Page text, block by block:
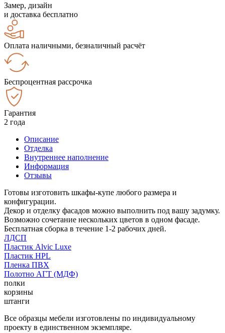
Замер, дизайн
и доставка бесплатно
Оплата наличными, безналичный расчёт
Беспроцентная рассрочка
Гарантия
2 года
Описание
Отделка
Внутреннее наполнение
Информация
Отзывы
Готовы изготовить шкафы-купе любого размера и
конфигурации.
Декор и отделку фасадов можно выполнить под вашу задумку.
Возможно сочетание нескольких цветов в одном фасаде.
Бесплатная сборка в течение 1-2 рабочих дней.
ЛДСП
Пластик Alvic Luxe
Пластик HPL
Пленка ПВХ
Полотно АГТ (МДФ)
полки
корзины
штанги
Все образцы мебели изготовлены по индивидуальному
проекту в единственном экземпляре.